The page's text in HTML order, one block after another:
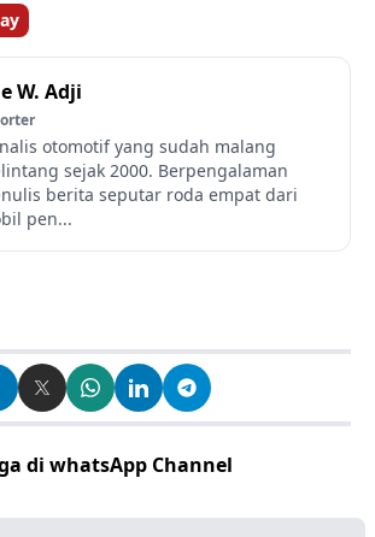
W. Adji
otomotif yang sudah malang
sejak 2000. Berpengalaman
berita seputar roda empat dari
pen...
di whatsApp Channel